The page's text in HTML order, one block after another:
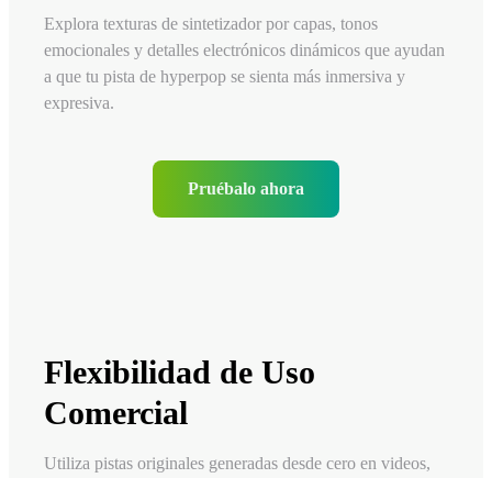
Explora texturas de sintetizador por capas, tonos
emocionales y detalles electrónicos dinámicos que ayudan
a que tu pista de hyperpop se sienta más inmersiva y
expresiva.
Pruébalo ahora
Flexibilidad de Uso
Comercial
Utiliza pistas originales generadas desde cero en videos,